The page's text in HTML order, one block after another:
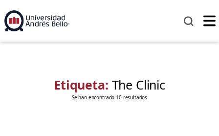
Etiqueta: The Clinic
Se han encontrado 10 resultados